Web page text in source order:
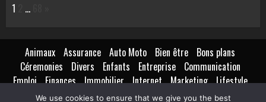
Page:
1 …
Animaux Assurance Auto Moto Bien être
Bons plans
Céremonies
Divers Enfants Entreprise
Communication
Emploi Finances Immobilier Internet Marketing Lifestyle
Loisirs Maison Extérieur Intérieur Maternité Métiers
We use cookies to ensure that we give you the best